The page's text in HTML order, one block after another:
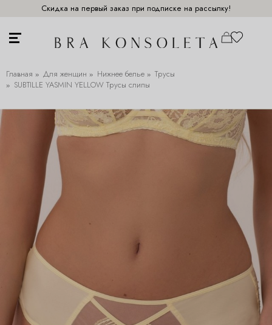
Скидка на первый заказ при подписке на рассылку!
Главная Для женщин Нижнее белье
Трусы
SUBTILLE YASMIN YELLOW Трусы слипы